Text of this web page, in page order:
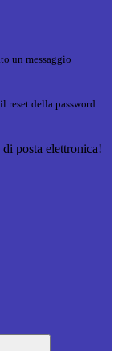
un messaggio
reset della password
posta elettronica!